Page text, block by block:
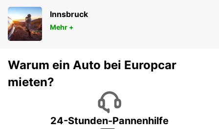
Innsbruck
Mehr +
Warum ein Auto bei Europcar
mieten?
24-Stunden-Pannenhilfe